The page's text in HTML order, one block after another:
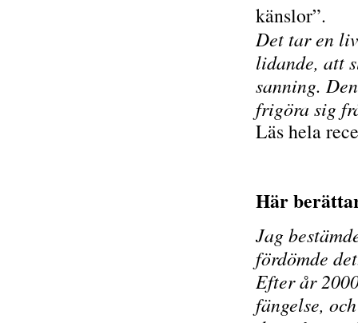
känslor”.
Det tar en
lidande, att
sanning.
frigöra sig
Läs hela
Här
Jag
fördömde
Efter år
fängelse,